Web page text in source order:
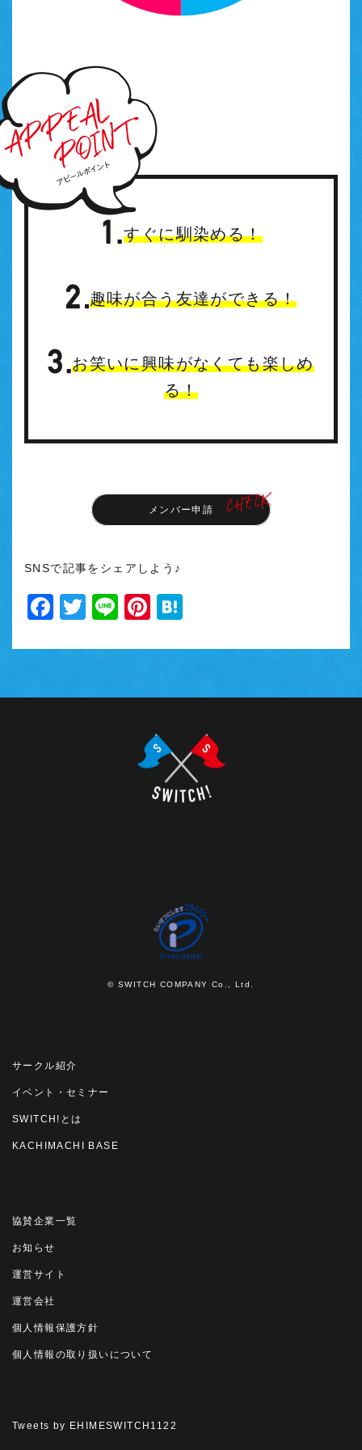
すぐに馴染める！
趣味が合う友達ができる！
お笑いに興味がなくても楽しめ
る！
メンバー申請
SNSで記事をシェアしよう♪
Facebook
Twitter
LinePinterest
© SWITCH COMPANY Co., Ltd.
サークル紹介
イベント・セミナー
SWITCH!とは
KACHIMACHI BASE
協賛企業一覧
お知らせ
運営サイト
運営会社
個人情報保護方針
個人情報の取り扱いについて
Tweets by EHIMESWITCH1122